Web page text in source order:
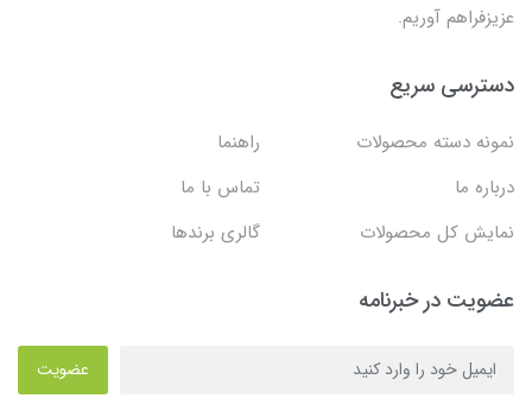
عزیزفراهم آوریم.
دسترسی سریع
نمونه دسته محصولات
راهنما
درباره ما
تماس با ما
نمایش کل محصولات
گالری برندها
عضویت در خبرنامه
عضویت